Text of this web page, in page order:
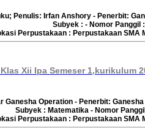
Penulis: Irfan Anshory - Penerbit:
Subyek : - Nomor Panggil
Perpustakaan : Perpustakaan SMA
Xii Ipa Semeser 1,kurikulum
Operation - Penerbit:
Subyek : Matematika - Nomor
Perpustakaan : Perpustakaan SMA